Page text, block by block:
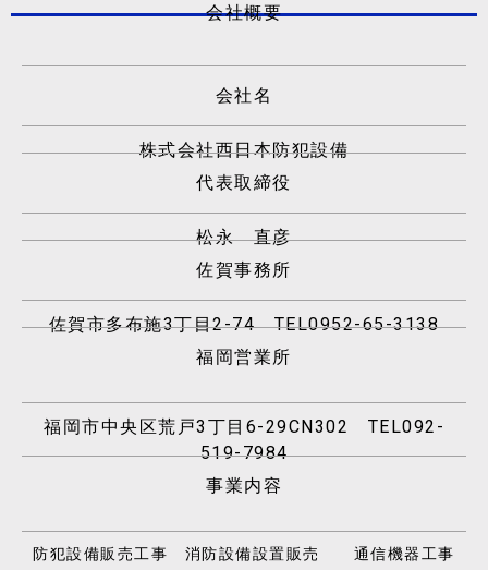
会社概要
会社名
株式会社西日本防犯設備
代表取締役
松永 直彦
佐賀事務所
佐賀市多布施3丁目2-74 TEL0952-65-3138
福岡営業所
福岡市中央区荒戸3丁目6-29CN302 TEL092-
519-7984
事業内容
防犯設備販売工事 消防設備設置販売 通信機器工事